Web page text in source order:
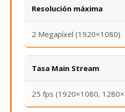
Resolución máxima
2 Megapíxel (1920×1080)
Tasa Main Stream
25 fps (1920×1080,